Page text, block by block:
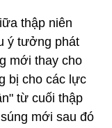
thập niên
ý tưởng phát
mới thay cho
bị cho các lực
từ cuối thập
mới sau đó